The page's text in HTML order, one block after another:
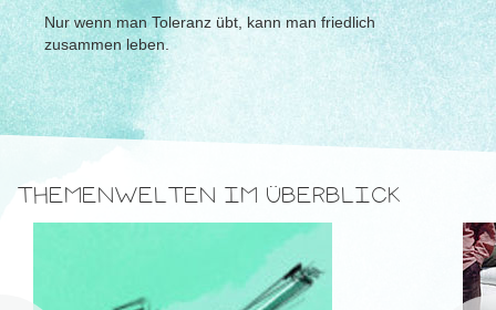
Nur wenn man Toleranz übt, kann man friedlich
zusammen leben.
THEMENWELTEN IM ÜBERBLICK